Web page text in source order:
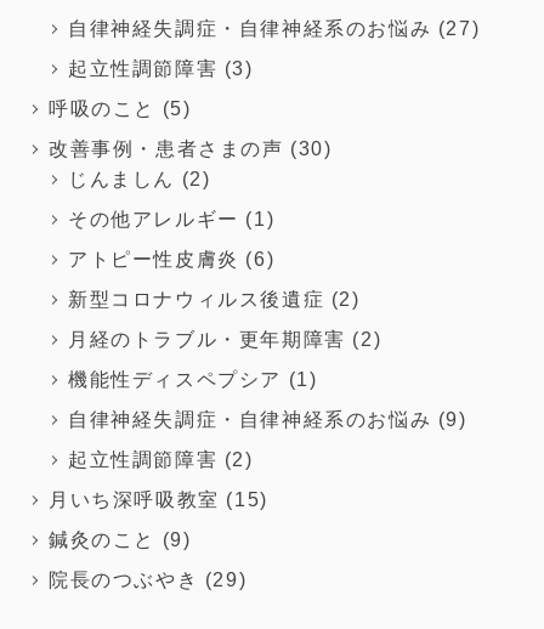
自律神経失調症・自律神経系のお悩み (27)
起立性調節障害 (3)
呼吸のこと
(5)
改善事例・患者さまの声 (30)
じんましん (2)
その他アレルギー (1)
アトピー性皮膚炎 (6)
新型コロナウィルス後遺症 (2)
月経のトラブル・更年期障害 (2)
機能性ディスペプシア (1)
自律神経失調症・自律神経系のお悩み (9)
起立性調節障害 (2)
月いち深呼吸教室 (15)
鍼灸のこと
(9)
院長のつぶやき
(29)